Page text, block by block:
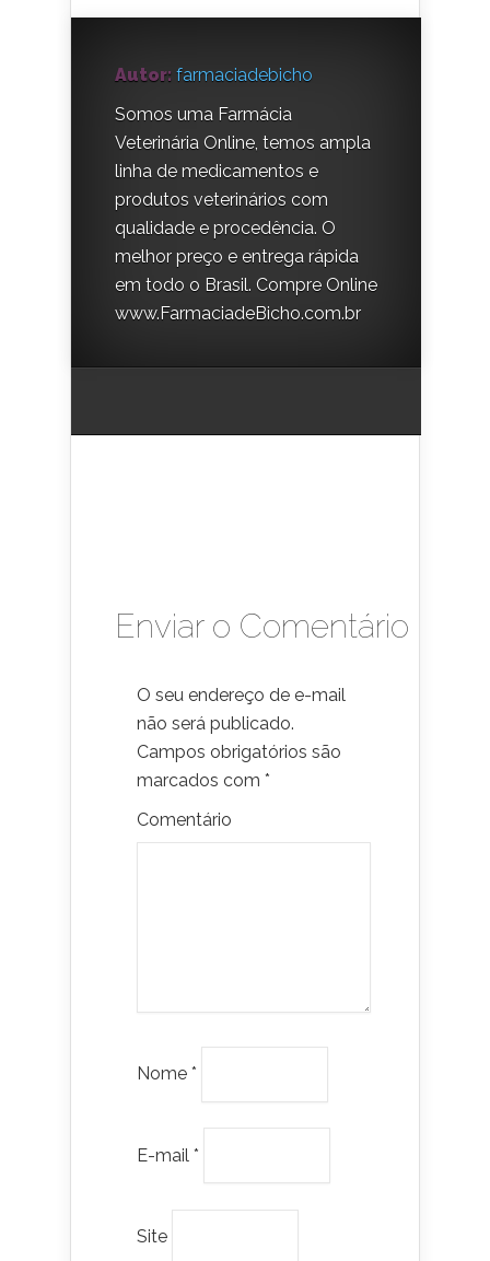
Autor: farmaciadebicho
Somos uma Farmácia
Veterinária Online, temos ampla
linha de medicamentos e
produtos veterinários com
qualidade e procedência. O
melhor preço e entrega rápida
em todo o Brasil. Compre Online
www.FarmaciadeBicho.com.br
Enviar o Comentário
O seu endereço de e-mail
não será publicado.
Campos obrigatórios são
marcados com *
Comentário
Nome *
E-mail *
Site